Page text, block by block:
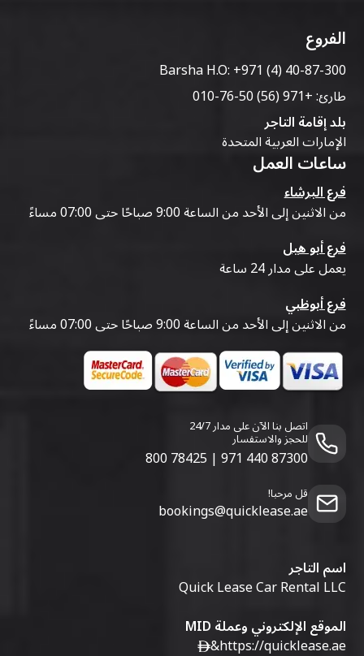
الفروع
Barsha H.O:+971 (4) 40-87-300
طارئ:+971 (56) 50-76-010
بلد إقامة التاجر
الإمارات العربية المتحدة
ساعات العمل
فرع البرشاء
من الاثنين إلى الأحد من الساعة 9:00 صباحًا حتى 07:00 مساءً
فرع أبو هيل
يعمل على مدار 24 ساعة
فرع أبوظبي
من الاثنين إلى الأحد من الساعة 9:00 صباحًا حتى 07:00 مساءً
اتصل بنا الآن على مدار 24/7
للحجز والاستفسار
800 78425 | 971 440 87300
قل مرحبا!
bookings@quicklease.ae
اسم التاجر
Quick Lease Car Rental LLC
الموقع الإلكتروني وعملة MID
https://quicklease.ae
&